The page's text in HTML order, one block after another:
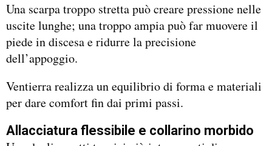
Una scarpa troppo stretta può creare pressione nelle
uscite lunghe; una troppo ampia può far muovere il
piede in discesa e ridurre la precisione
dell’appoggio.
Ventierra realizza un equilibrio di forma e materiali
per dare comfort fin dai primi passi.
Allacciatura flessibile e collarino morbido